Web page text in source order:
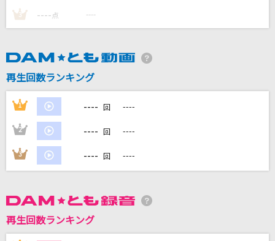
ビターバカンス
[生音]チェリー
スピッツ
DAMの新曲・ランキングなど
DAMに会員登録・ログインして
3 ---- 点 ----
再生回数ランキング
1 ---- 回 ----
2 ---- 回 ----
3 ---- 回 ----
再生回数ランキング